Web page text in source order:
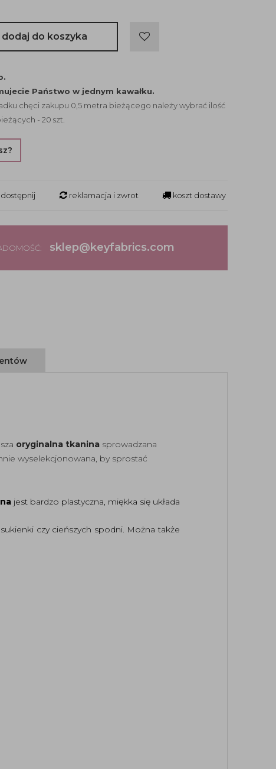
dodaj do koszyka
Państwo w jednym kawałku.
chęci zakupu 0,5 metra bieżącego należy wybrać ilość
- 20 szt.
reklamacja i zwrot koszt dostawy
sklep@keyfabrics.com
oryginalna tkanina sprowadzana
wyselekcjonowana, by sprostać
jest bardzo plastyczna, miękka się układa
czy cieńszych spodni. Można także